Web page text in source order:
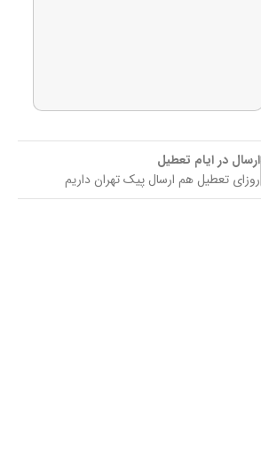
ارسال در ایام تعطیل
روزای تعطیل هم ارسال پیک تهران داریم